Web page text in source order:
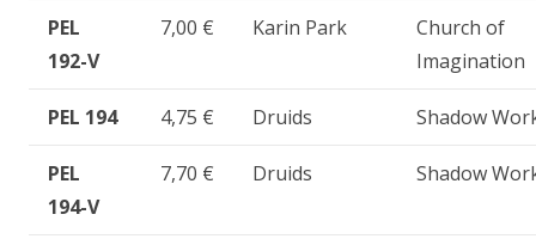
PEL
192-V
7,00 € Karin Park
Church of
Imagination
PEL 194 4,75 € Druids Shadow
PEL
194-V
7,70 € Druids Shadow